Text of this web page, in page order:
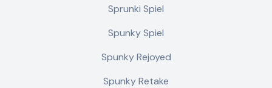
Sprunki Spiel
Spunky Spiel
Spunky Rejoyed
Spunky Retake